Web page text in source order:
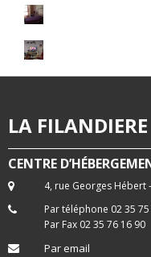
LA FILANDIERE
CENTRE
4, rue Georges Hébert
Par téléphone 02 35
Par Fax 02 35 76 16 90
Par email